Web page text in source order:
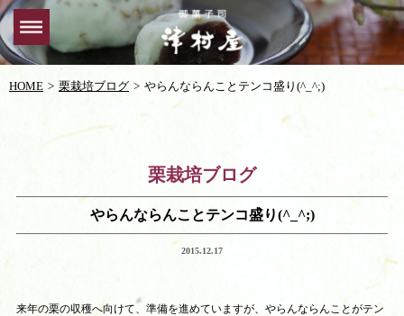
HOME 栗栽培ブログ やらんならんことテンコ盛り(^_^;)
栗栽培ブログ
やらんならんことテンコ盛り(^_^;)
2015.12.17
来年の栗の収穫へ向けて、準備を進めていますが、やらんならんことがテン